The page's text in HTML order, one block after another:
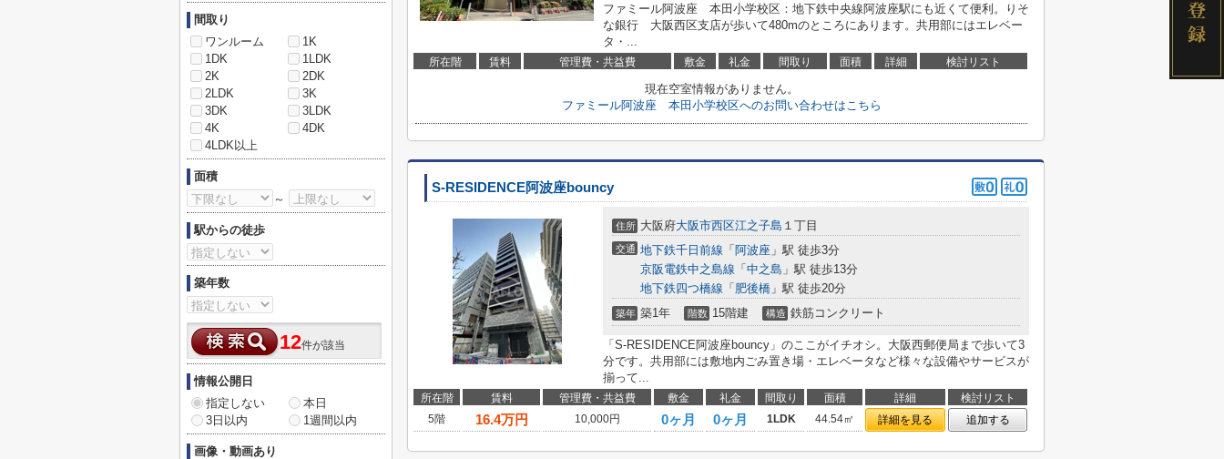
ファミール阿波座 本田小学校区：地下鉄中央線阿波座駅にも近くて便利。りそ
な銀行 大阪西区支店が歩いて480mのところにあります。共用部にはエレベー
タ・...
所在階 賃料 管理費・共益費 敷金 礼金 間取り 面積 詳細 検討リスト
現在空室情報がありません。
ファミール阿波座 本田小学校区へのお問い合わせはこちら
S-RESIDENCE阿波座bouncy
住所 大阪府大阪市西区江之子島 １丁目
交通 地下鉄千日前線 「 阿波座 」駅 徒歩3分
京阪電鉄中之島線 「 中之島 」駅 徒歩13分
地下鉄四つ橋線 「 肥後橋 」駅 徒歩20分
築年 築1年 階数 15階建 構造 鉄筋コンクリート
「S-RESIDENCE阿波座bouncy」のここがイチオシ。大阪西郵便局まで歩いて3
分です。共用部には敷地内ごみ置き場・エレベータなど様々な設備やサービスが
揃って...
所在階 賃料 管理費・共益費 敷金 礼金 間取り 面積 詳細
検討リスト
5階
16.4万円 10,000円 0ヶ月 0ヶ月 1LDK 44.54㎡ 詳細を見る 追加する
間取り
ワンルーム
1K
1DK
1LDK
2K
2DK
2LDK
3K
3DK
3LDK
4K
4DK
4LDK以上
面積
～
駅からの徒歩
築年数
12件が該当
情報公開日
指定しない
本日
3日以内
1週間以内
画像・動画あり